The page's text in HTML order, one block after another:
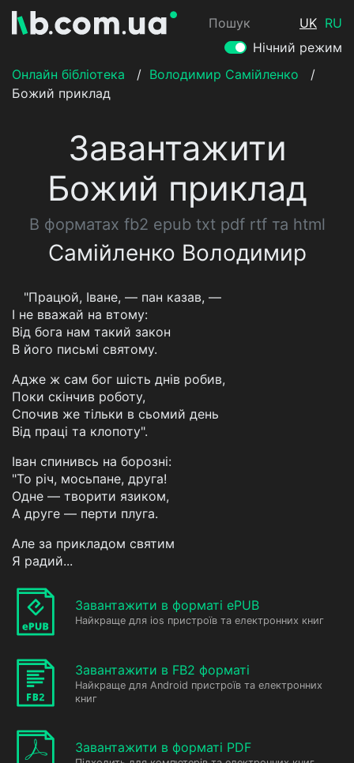
Пошук UK RU
Нічний режим
Онлайн бібліотека
/ Володимир Самійленко
/
Божий приклад
Завантажити
Божий приклад
В форматах fb2 epub txt pdf rtf та html
Самійленко Володимир
"Працюй, Іване, — пан казав, —
І не вважай на втому:
Від бога нам такий закон
В його письмі святому.
Адже ж сам бог шість днів робив,
Поки скінчив роботу,
Спочив же тільки в сьомий день
Від праці та клопоту".
Іван спинивсь на борозні:
"То річ, мосьпане, друга!
Одне — творити язиком,
А друге — перти плуга.
Але за прикладом святим
Я радий...
Завантажити в форматі ePUB
Найкраще для ios пристроїв та електронних книг
Завантажити в FB2 форматі
Найкраще для Android пристроїв та електронних
книг
Завантажити в форматі PDF